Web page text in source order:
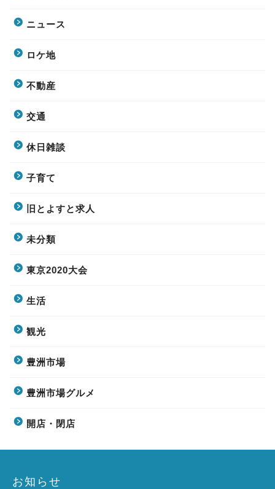
ニュース
ロケ地
不動産
交通
休日雑談
子育て
旧とよすと求人
未分類
東京2020大会
生活
観光
豊洲市場
豊洲市場グルメ
開店・閉店
お知らせ